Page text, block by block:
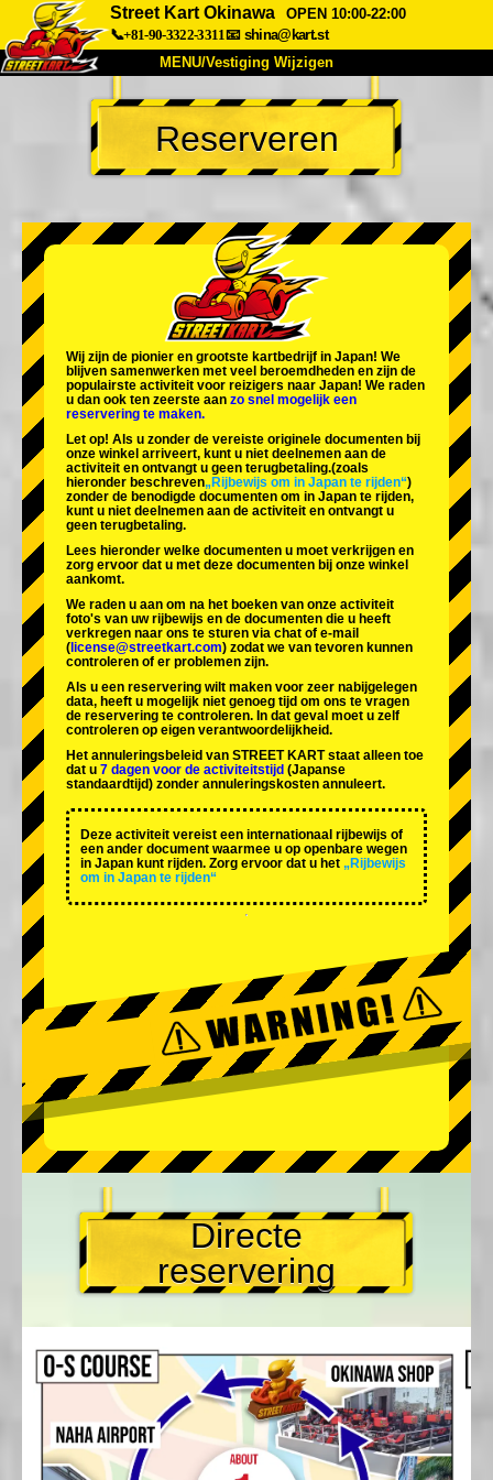
Street Kart Okinawa
OPEN 10:00-22:00
📞+81-90-3322-3311📧 shina@kart.st
MENU/Vestiging Wijzigen
TOP
Over Ons Specificaties Prijs
Bedrijf Reserveren
Vestiging Wijzigen
Tokio Shinagawa Tokio Akihabara#1
Tokio Akihabara#2
Tokio Shibuya Annex Tokio Baai
Tokio Asakusa Osaka
Okinawa
Reserveren
Wij zijn de pionier en grootste kartbedrijf in Japan! We
blijven samenwerken met veel beroemdheden en zijn de
populairste activiteit voor reizigers naar Japan! We raden
u dan ook ten zeerste aan zo snel mogelijk een
reservering te maken.
Let op! Als u zonder de vereiste originele documenten bij
onze winkel arriveert, kunt u niet deelnemen aan de
activiteit en ontvangt u geen terugbetaling.(zoals
hieronder beschreven„Rijbewijs om in Japan te rijden“)
zonder de benodigde documenten om in Japan te rijden,
kunt u niet deelnemen aan de activiteit en ontvangt u
geen terugbetaling.
Lees hieronder welke documenten u moet verkrijgen en
zorg ervoor dat u met deze documenten bij onze winkel
aankomt.
We raden u aan om na het boeken van onze activiteit
foto's van uw rijbewijs en de documenten die u heeft
verkregen naar ons te sturen via chat of e-mail
( license@streetkart.com) zodat we van tevoren kunnen
controleren of er problemen zijn.
Als u een reservering wilt maken voor zeer nabijgelegen
data, heeft u mogelijk niet genoeg tijd om ons te vragen
de reservering te controleren. In dat geval moet u zelf
controleren op eigen verantwoordelijkheid.
Het annuleringsbeleid van STREET KART staat alleen toe
dat u 7 dagen voor de activiteitstijd (Japanse
standaardtijd) zonder annuleringskosten annuleert.
Deze activiteit vereist een internationaal rijbewijs of
een ander document waarmee u op openbare wegen
in Japan kunt rijden. Zorg ervoor dat u het „Rijbewijs
om in Japan te rijden“
Directe
reservering